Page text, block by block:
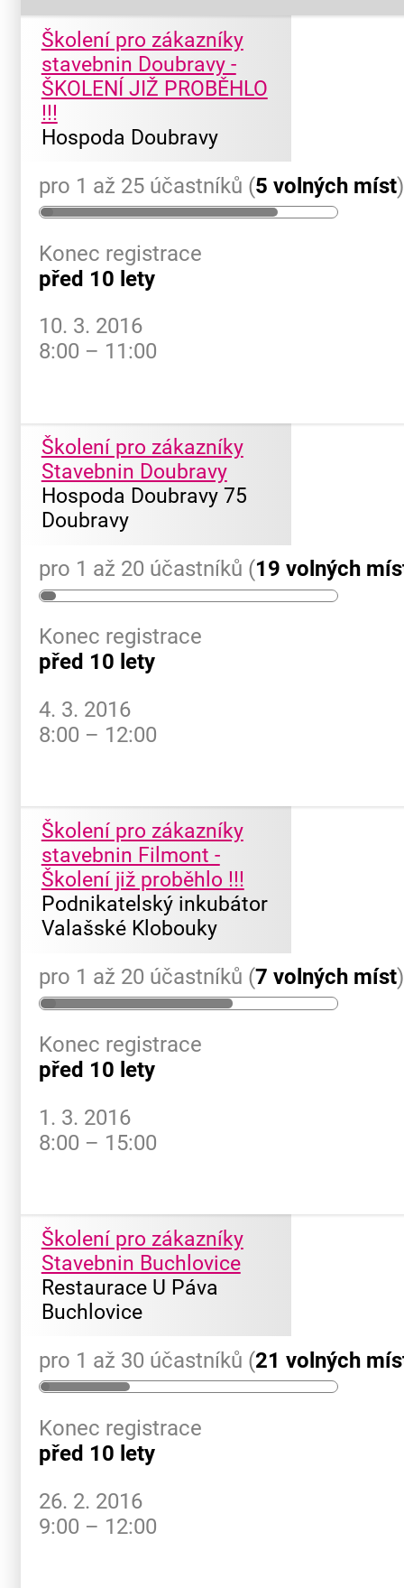
Školení pro zákazníky
stavebnin Doubravy -
ŠKOLENÍ JIŽ PROBĚHLO
!!!
Hospoda Doubravy
pro 1 až 25 účastníků (5 volných míst)
Konec registrace
před 10 lety
10. 3. 2016
8:00 – 11:00
Školení pro zákazníky
Stavebnin Doubravy
Hospoda Doubravy 75
Doubravy
pro 1 až 20 účastníků (19 volných
Konec registrace
před 10 lety
4. 3. 2016
8:00 – 12:00
Školení pro zákazníky
stavebnin Filmont -
Školení již proběhlo !!!
Podnikatelský inkubátor
Valašské Klobouky
pro 1 až 20 účastníků (7 volných míst)
Konec registrace
před 10 lety
1. 3. 2016
8:00 – 15:00
Školení pro zákazníky
Stavebnin Buchlovice
Restaurace U Páva
Buchlovice
pro 1 až 30 účastníků (21 volných
Konec registrace
před 10 lety
26. 2. 2016
9:00 – 12:00